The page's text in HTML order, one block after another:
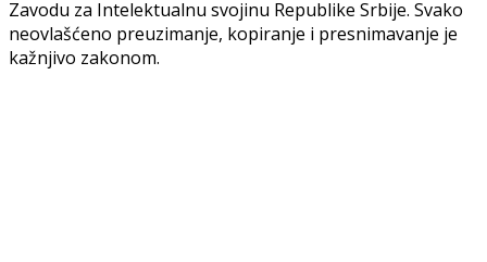
Zavodu za Intelektualnu svojinu Republike Srbije. Svako
neovlašćeno preuzimanje, kopiranje i presnimavanje je
kažnjivo zakonom.